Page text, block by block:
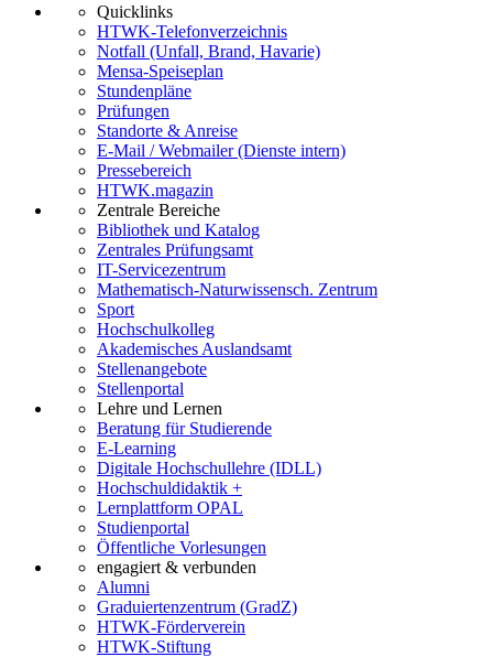
Quicklinks
HTWK-Telefonverzeichnis
Notfall (Unfall, Brand, Havarie)
Mensa-Speiseplan
Stundenpläne
Prüfungen
Standorte & Anreise
E-Mail / Webmailer (Dienste intern)
Pressebereich
HTWK.magazin
Zentrale Bereiche
Bibliothek und Katalog
Zentrales Prüfungsamt
IT-Servicezentrum
Mathematisch-Naturwissensch. Zentrum
Sport
Hochschulkolleg
Akademisches Auslandsamt
Stellenangebote
Stellenportal
Lehre und Lernen
Beratung für Studierende
E-Learning
Digitale Hochschullehre (IDLL)
Hochschuldidaktik +
Lernplattform OPAL
Studienportal
Öffentliche Vorlesungen
engagiert & verbunden
Alumni
Graduiertenzentrum (GradZ)
HTWK-Förderverein
HTWK-Stiftung